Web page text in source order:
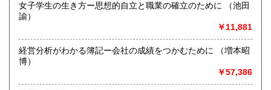
女子学生の生き方ー思想的自立と職業の確立のために （池田
諭）
￥11,881
経営分析がわかる簿記ー会社の成績をつかむために （増本昭
博）
￥57,386